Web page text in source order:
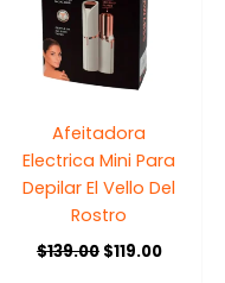
Afeitadora
Electrica Mini Para
Depilar El Vello Del
Rostro
$139.00 $119.00